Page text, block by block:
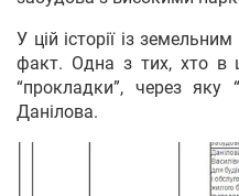
У цій історії із
факт. Одна з тих, хто в
“прокладки”, через яку
Данілова.